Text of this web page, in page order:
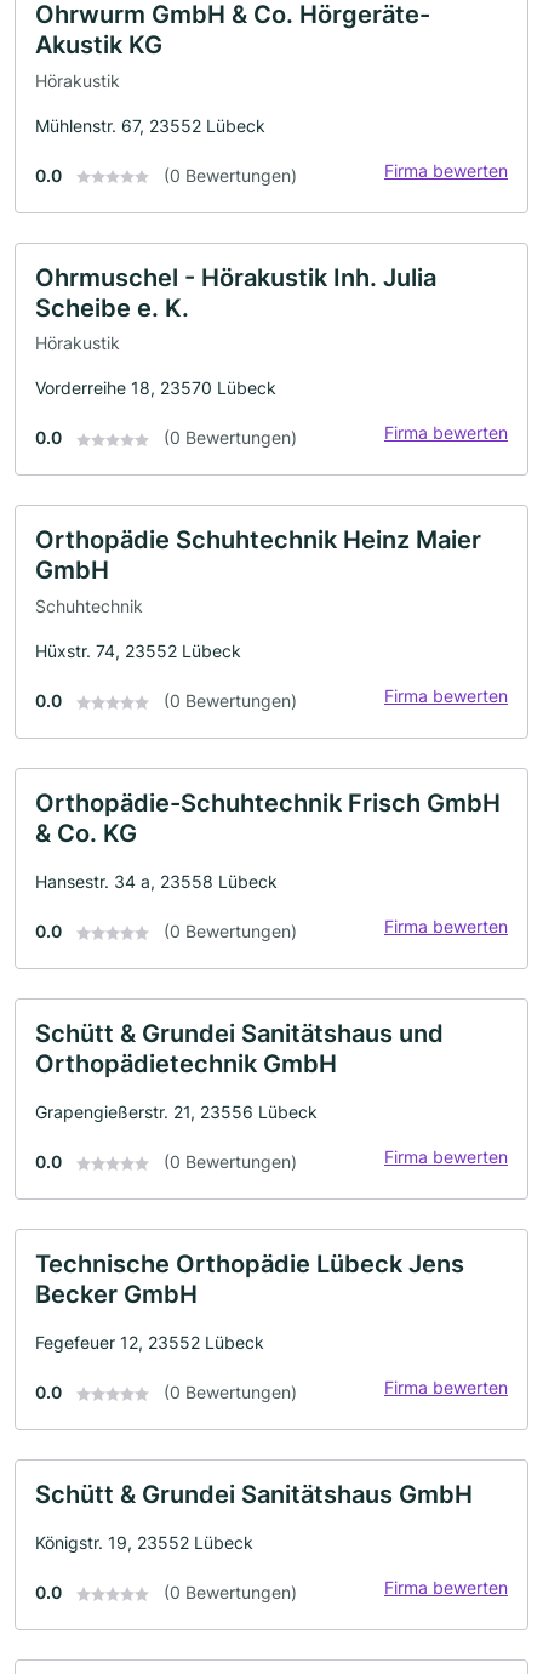
Ohrwurm GmbH & Co. Hörgeräte-
Akustik KG
Hörakustik
Mühlenstr. 67, 23552 Lübeck
0.0 (0 Bewertungen) Firma bewerten
Ohrmuschel - Hörakustik Inh. Julia
Scheibe e. K.
Hörakustik
Vorderreihe 18, 23570 Lübeck
0.0 (0 Bewertungen) Firma bewerten
Orthopädie Schuhtechnik Heinz Maier
GmbH
Schuhtechnik
Hüxstr. 74, 23552 Lübeck
0.0 (0 Bewertungen) Firma bewerten
Orthopädie-Schuhtechnik Frisch GmbH
& Co. KG
Hansestr. 34 a, 23558 Lübeck
0.0 (0 Bewertungen) Firma bewerten
Schütt & Grundei Sanitätshaus und
Orthopädietechnik GmbH
Grapengießerstr. 21, 23556 Lübeck
0.0 (0 Bewertungen) Firma bewerten
Technische Orthopädie Lübeck Jens
Becker GmbH
Fegefeuer 12, 23552 Lübeck
0.0 (0 Bewertungen) Firma bewerten
Schütt & Grundei Sanitätshaus GmbH
Königstr. 19, 23552 Lübeck
0.0 (0 Bewertungen) Firma bewerten